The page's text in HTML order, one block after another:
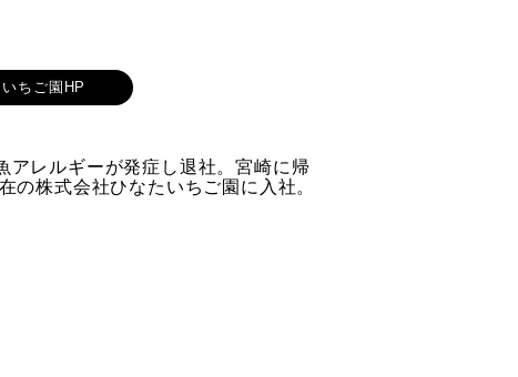
いちご園HP
アレルギーが発症し退社。宮崎に帰
の株式会社ひなたいちご園に入社。